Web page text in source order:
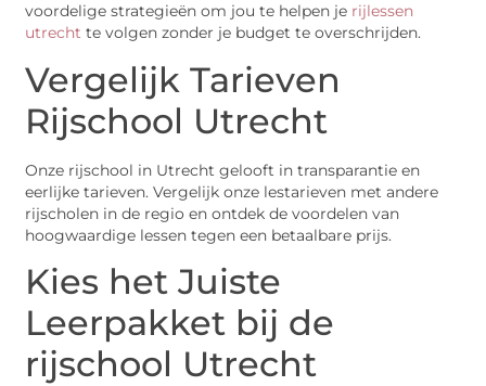
voordelige strategieën om jou te helpen je rijlessen
utrecht te volgen zonder je budget te overschrijden.
Vergelijk Tarieven
Rijschool Utrecht
Onze rijschool in Utrecht gelooft in transparantie en
eerlijke tarieven. Vergelijk onze lestarieven met andere
rijscholen in de regio en ontdek de voordelen van
hoogwaardige lessen tegen een betaalbare prijs.
Kies het Juiste
Leerpakket bij de
rijschool Utrecht